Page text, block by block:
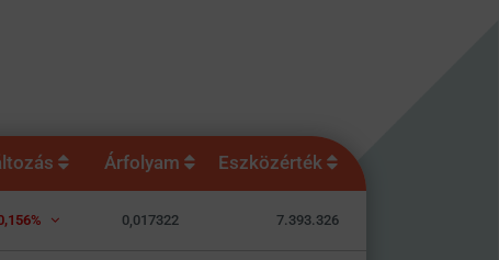
Árfolyam Eszközérték
0,017322 7.393.326